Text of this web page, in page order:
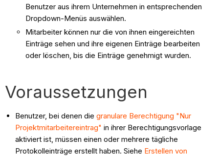
Benutzer aus ihrem Unternehmen in entsprechenden
Dropdown-Menüs auswählen.
Mitarbeiter können nur die von ihnen eingereichten
Einträge sehen und ihre eigenen Einträge bearbeiten
oder löschen, bis die Einträge genehmigt wurden.
Voraussetzungen
Benutzer, bei denen diegranulare Berechtigung "Nur
Projektmitarbeitereintrag" in ihrer Berechtigungsvorlage
aktiviert ist, müssen einen oder mehrere tägliche
Protokolleinträge erstellt haben. Siehe Erstellen von